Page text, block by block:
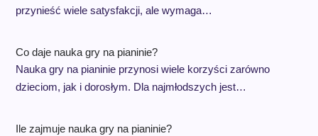
przynieść wiele satysfakcji, ale wymaga…
Co daje nauka gry na pianinie?
Nauka gry na pianinie przynosi wiele korzyści zarówno
dzieciom, jak i dorosłym. Dla najmłodszych jest…
Ile zajmuje nauka gry na pianinie?